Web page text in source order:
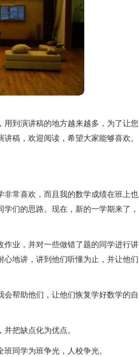
到演讲稿的地方越来越多，为了让您
稿，欢迎阅读，希望大家能够喜欢。
常喜欢，而且我的数学成绩在班上也
们的思路。现在，新的一学期来了，
业，并对一些做错了题的同学进行讲
地讲，讲到他们听懂为止，并让他们
帮助他们，让他们恢复学好数学的自
把缺点化为优点。
同学为班争光，人校争光。